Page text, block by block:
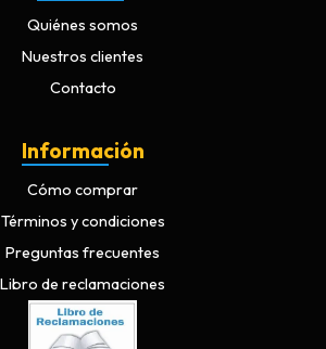
Quiénes somos
Nuestros clientes
Contacto
Información
Cómo comprar
Términos y condiciones
Preguntas frecuentes
Libro de reclamaciones